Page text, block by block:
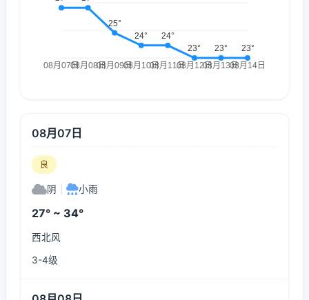
08月07日
良
阴 小雨
27° ~ 34°
西北风
3-4级